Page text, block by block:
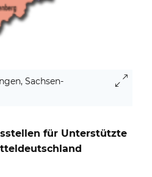
Sachsen-
für Unterstützte